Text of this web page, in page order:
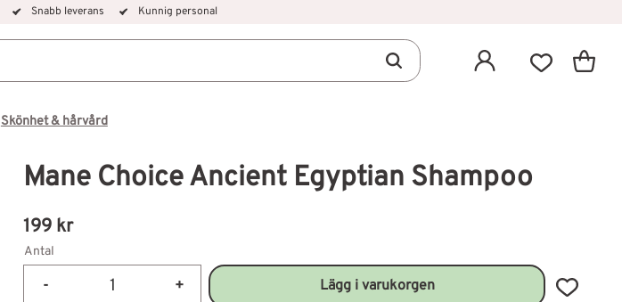
Snabb leverans Kunnig personal
Skönhet & hårvård
Mane Choice Ancient Egyptian Shampoo
199 kr
Antal
+
-
Lägg till